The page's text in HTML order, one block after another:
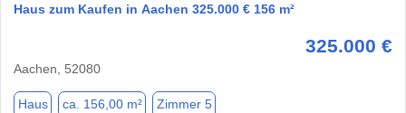
Haus zum Kaufen in Aachen 325.000 € 156 m²
325.000 €
Aachen, 52080
Haus ca. 156,00 m² Zimmer 5